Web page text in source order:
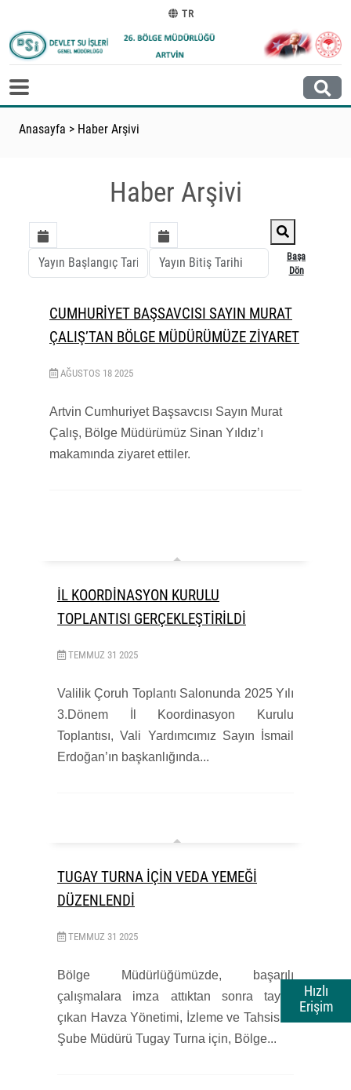
Hızlı
Erişim
TR
Anasayfa > Haber Arşivi
Haber Arşivi
Başa
Dön
CUMHURİYET BAŞSAVCISI SAYIN MURAT
ÇALIŞ’TAN BÖLGE MÜDÜRÜMÜZE ZİYARET
AĞUSTOS 18 2025
Artvin Cumhuriyet Başsavcısı Sayın Murat
Çalış, Bölge Müdürümüz Sinan Yıldız’ı
makamında ziyaret ettiler.
İL KOORDİNASYON KURULU
TOPLANTISI GERÇEKLEŞTİRİLDİ
TEMMUZ 31 2025
Valilik Çoruh Toplantı Salonunda 2025 Yılı
3.Dönem İl Koordinasyon Kurulu
Toplantısı, Vali Yardımcımız Sayın İsmail
Erdoğan’ın başkanlığında...
TUGAY TURNA İÇİN VEDA YEMEĞİ
DÜZENLENDİ
TEMMUZ 31 2025
Bölge Müdürlüğümüzde, başarılı
çalışmalara imza attıktan sonra tayini
çıkan Havza Yönetimi, İzleme ve Tahsisler
Şube Müdürü Tugay Turna için, Bölge...